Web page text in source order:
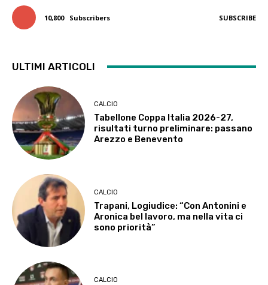
10,800 Subscribers SUBSCRIBE
ULTIMI ARTICOLI
CALCIO
Tabellone Coppa Italia 2026-27,
risultati turno preliminare: passano
Arezzo e Benevento
CALCIO
Trapani, Logiudice: “Con Antonini e
Aronica bel lavoro, ma nella vita ci
sono priorità”
CALCIO